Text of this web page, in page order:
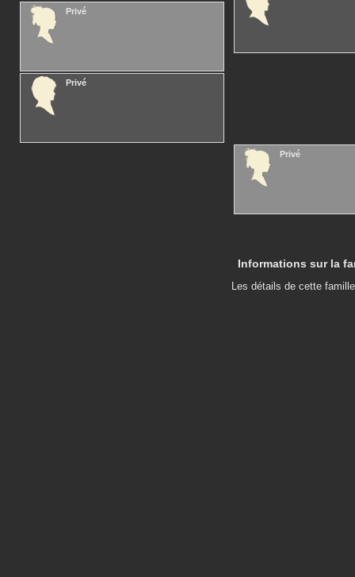
Privé
Privé
Privé
Informations sur la
Les détails de cette